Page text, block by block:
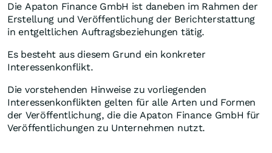
Die Apaton Finance GmbH ist daneben im Rahmen der
Erstellung und Veröffentlichung der Berichterstattung
in entgeltlichen Auftragsbeziehungen tätig.
Es besteht aus diesem Grund ein konkreter
Interessenkonflikt.
Die vorstehenden Hinweise zu vorliegenden
Interessenkonflikten gelten für alle Arten und Formen
der Veröffentlichung, die die Apaton Finance GmbH für
Veröffentlichungen zu Unternehmen nutzt.